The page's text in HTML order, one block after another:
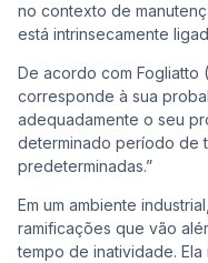
no contexto de
está intrinsecamente
De acordo com Fogliatto
corresponde à sua
adequadamente o seu
determinado período de
predeterminadas.”
Em um ambiente
ramificações que vão
tempo de inatividade.